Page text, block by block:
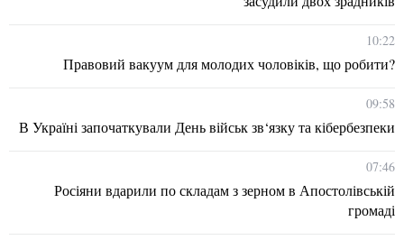
10:22
Правовий вакуум для молодих чоловіків, що робити?
09:58
В Україні започаткували День військ зв‘язку та кібербезпеки
07:46
Росіяни вдарили по складам з зерном в Апостолівській
громаді